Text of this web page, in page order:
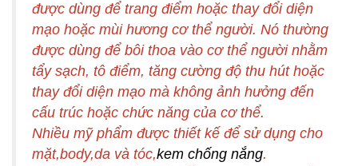
được dùng để trang điểm hoặc thay đổi diện
mạo hoặc mùi hương cơ thể người. Nó thường
được dùng để bôi thoa vào cơ thể người nhằm
tẩy sạch, tô điểm, tăng cường độ thu hút hoặc
thay đổi diện mạo mà không ảnh hưởng đến
cấu trúc hoặc chức năng của cơ thể.
Nhiều mỹ phẩm được thiết kế để sử dụng cho
mặt,body,da và tóc,kem chống nắng.